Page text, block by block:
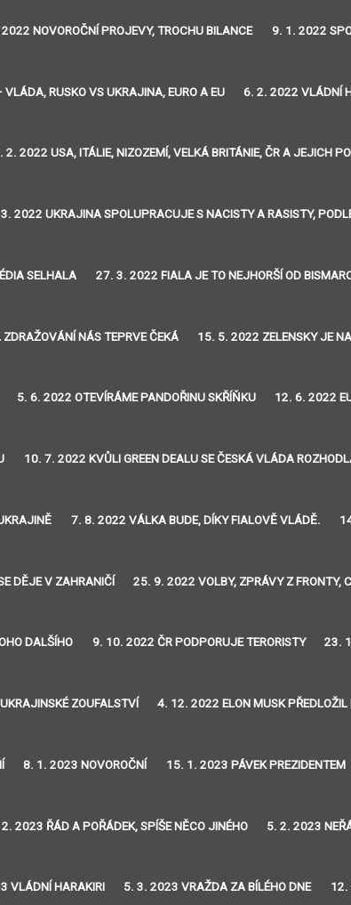
NOVOROČNÍ PROJEVY, TROCHU BILANCE 9. 1. 2022
RUSKO VS UKRAJINA, EURO A EU 6. 2. 2022 VLÁDNÍ
2. 2022 USA, ITÁLIE, NIZOZEMÍ, VELKÁ BRITÁNIE, ČR A JEJICH
2022 UKRAJINA SPOLUPRACUJE S NACISTY A RASISTY,
SELHALA 27. 3. 2022 FIALA JE TO NEJHORŠÍ OD
NÁS TEPRVE ČEKÁ 15. 5. 2022 ZELENSKY JE
5. 6. 2022 OTEVÍRÁME PANDOŘINU SKŘÍŇKU 12. 6. 2022
10. 7. 2022 KVŮLI GREEN DEALU SE ČESKÁ VLÁDA
7. 8. 2022 VÁLKA BUDE, DÍKY FIALOVĚ VLÁDĚ.
DĚJE V ZAHRANIČÍ 25. 9. 2022 VOLBY, ZPRÁVY Z FRONTY,
DALŠÍHO 9. 10. 2022 ČR PODPORUJE TERORISTY 23.
ZOUFALSTVÍ 4. 12. 2022 ELON MUSK PŘEDLOŽIL
8. 1. 2023 NOVOROČNÍ 15. 1. 2023 PÁVEK PREZIDENTEM
2023 ŘÁD A POŘÁDEK, SPÍŠE NĚCO JINÉHO 5. 2. 2023
VLÁDNÍ HARAKIRI 5. 3. 2023 VRAŽDA ZA BÍLÉHO DNE 12.